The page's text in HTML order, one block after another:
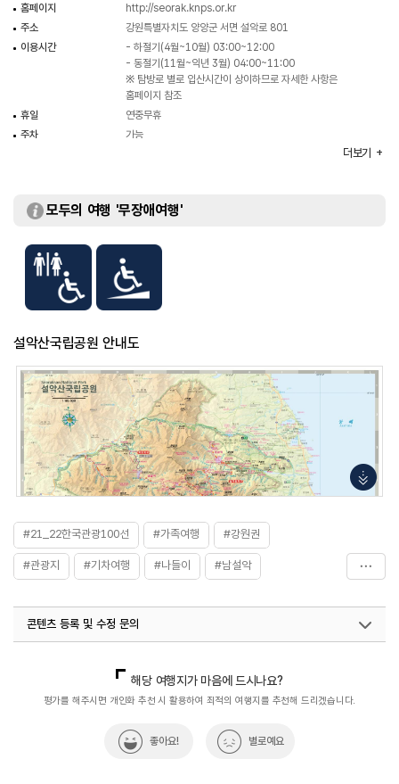
홈페이지
http://seorak.knps.or.kr
주소
강원특별자치도 양양군 서면 설악로 801
이용시간
- 하절기(4월~10월) 03:00~12:00
- 동절기(11월~익년 3월) 04:00~11:00
※ 탐방로 별로 입산시간이 상이하므로 자세한 사항은
홈페이지 참조
휴일
연중무휴
주차
가능
더보기
모두의 여행 '무장애여행'
설악산국립공원 안내도
#21_22한국관광100선 #가족여행 #강원권
#관광지 #기차여행 #나들이 #남설악
#등산 #등산로 #서울근교여행
#자연좋은곳 #체험학습
콘텐츠 등록 및 수정 문의
국내여행진흥팀(한국관광100선)
033-738-3415
해당 여행지가 마음에 드시나요?
평가를 해주시면 개인화 추천 시 활용하여 최적의 여행지를 추천해 드리겠습니다.
좋아요! 별로예요